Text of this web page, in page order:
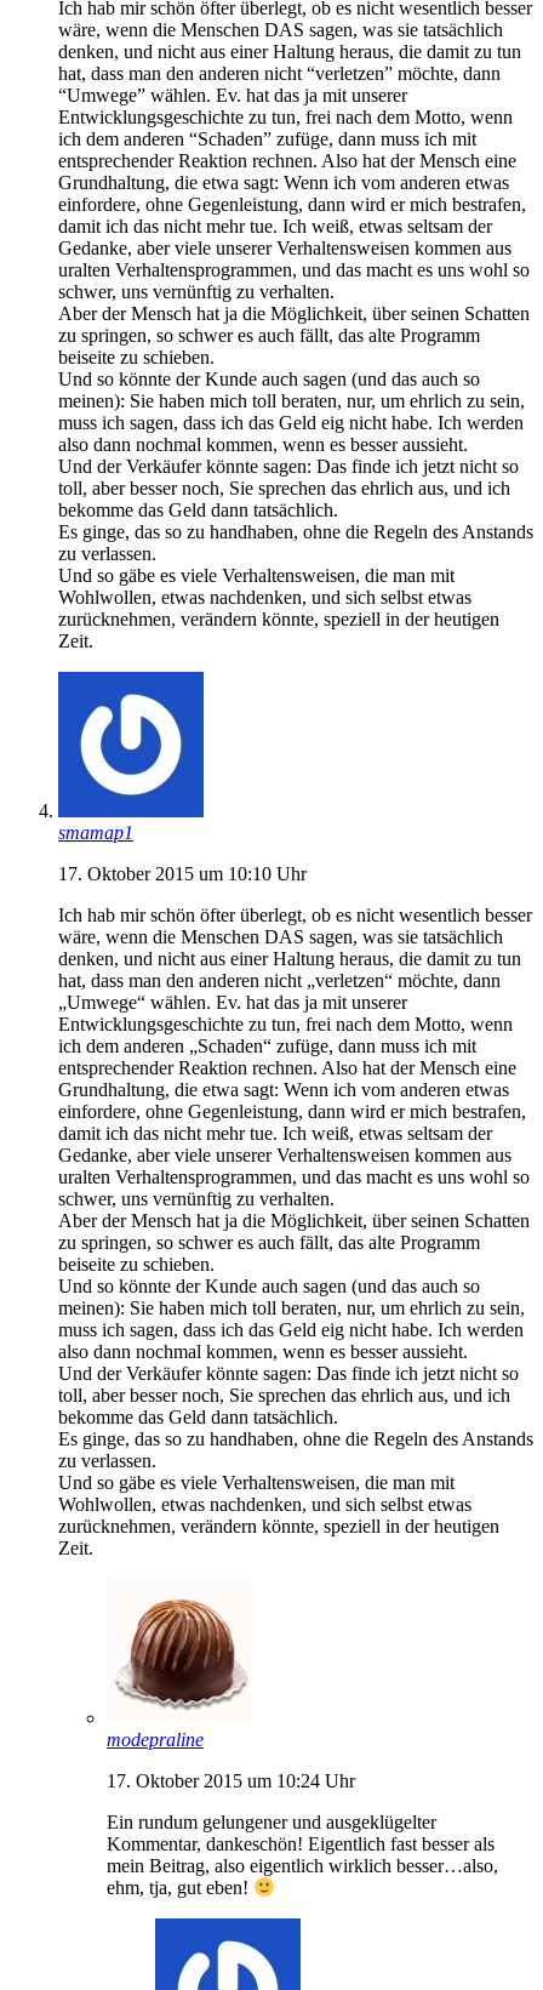
Ich hab mir schön öfter überlegt, ob es nicht wesentlich besser
wäre, wenn die Menschen DAS sagen, was sie tatsächlich
denken, und nicht aus einer Haltung heraus, die damit zu tun
hat, dass man den anderen nicht “verletzen” möchte, dann
“Umwege” wählen. Ev. hat das ja mit unserer
Entwicklungsgeschichte zu tun, frei nach dem Motto, wenn
ich dem anderen “Schaden” zufüge, dann muss ich mit
entsprechender Reaktion rechnen. Also hat der Mensch eine
Grundhaltung, die etwa sagt: Wenn ich vom anderen etwas
einfordere, ohne Gegenleistung, dann wird er mich bestrafen,
damit ich das nicht mehr tue. Ich weiß, etwas seltsam der
Gedanke, aber viele unserer Verhaltensweisen kommen aus
uralten Verhaltensprogrammen, und das macht es uns wohl so
schwer, uns vernünftig zu verhalten.
Aber der Mensch hat ja die Möglichkeit, über seinen Schatten
zu springen, so schwer es auch fällt, das alte Programm
beiseite zu schieben.
Und so könnte der Kunde auch sagen (und das auch so
meinen): Sie haben mich toll beraten, nur, um ehrlich zu sein,
muss ich sagen, dass ich das Geld eig nicht habe. Ich werden
also dann nochmal kommen, wenn es besser aussieht.
Und der Verkäufer könnte sagen: Das finde ich jetzt nicht so
toll, aber besser noch, Sie sprechen das ehrlich aus, und ich
bekomme das Geld dann tatsächlich.
Es ginge, das so zu handhaben, ohne die Regeln des Anstands
zu verlassen.
Und so gäbe es viele Verhaltensweisen, die man mit
Wohlwollen, etwas nachdenken, und sich selbst etwas
zurücknehmen, verändern könnte, speziell in der heutigen
Zeit.
smamap1
17. Oktober 2015 um 10:10 Uhr
Ich hab mir schön öfter überlegt, ob es nicht wesentlich besser
wäre, wenn die Menschen DAS sagen, was sie tatsächlich
denken, und nicht aus einer Haltung heraus, die damit zu tun
hat, dass man den anderen nicht „verletzen“ möchte, dann
„Umwege“ wählen. Ev. hat das ja mit unserer
Entwicklungsgeschichte zu tun, frei nach dem Motto, wenn
ich dem anderen „Schaden“ zufüge, dann muss ich mit
entsprechender Reaktion rechnen. Also hat der Mensch eine
Grundhaltung, die etwa sagt: Wenn ich vom anderen etwas
einfordere, ohne Gegenleistung, dann wird er mich bestrafen,
damit ich das nicht mehr tue. Ich weiß, etwas seltsam der
Gedanke, aber viele unserer Verhaltensweisen kommen aus
uralten Verhaltensprogrammen, und das macht es uns wohl so
schwer, uns vernünftig zu verhalten.
Aber der Mensch hat ja die Möglichkeit, über seinen Schatten
zu springen, so schwer es auch fällt, das alte Programm
beiseite zu schieben.
Und so könnte der Kunde auch sagen (und das auch so
meinen): Sie haben mich toll beraten, nur, um ehrlich zu sein,
muss ich sagen, dass ich das Geld eig nicht habe. Ich werden
also dann nochmal kommen, wenn es besser aussieht.
Und der Verkäufer könnte sagen: Das finde ich jetzt nicht so
toll, aber besser noch, Sie sprechen das ehrlich aus, und ich
bekomme das Geld dann tatsächlich.
Es ginge, das so zu handhaben, ohne die Regeln des Anstands
zu verlassen.
Und so gäbe es viele Verhaltensweisen, die man mit
Wohlwollen, etwas nachdenken, und sich selbst etwas
zurücknehmen, verändern könnte, speziell in der heutigen
Zeit.
modepraline
17. Oktober 2015 um 10:24 Uhr
Ein rundum gelungener und ausgeklügelter
Kommentar, dankeschön! Eigentlich fast besser als
mein Beitrag, also eigentlich wirklich besser…also,
ehm, tja, gut eben!